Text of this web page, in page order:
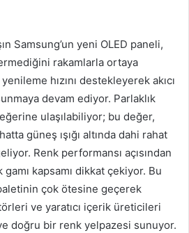
Samsung’un yeni OLED paneli,
rakamlarla ortaya
hızını destekleyerek akıcı
devam ediyor. Parlaklık
ulaşılabiliyor; bu değer,
güneş ışığı altında dahi rahat
Renk performansı açısından
kapsamı dikkat çekiyor. Bu
çok ötesine geçerek
ve yaratıcı içerik üreticileri
doğru bir renk yelpazesi sunuyor.